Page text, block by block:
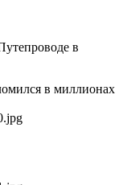
в
в миллионах